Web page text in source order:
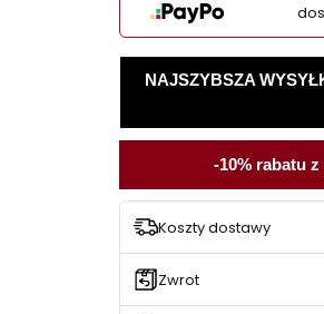
NAJSZYBSZA
-10% rabatu
Koszty dostawy
Zwrot